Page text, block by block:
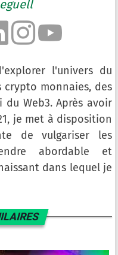
l'univers du
monnaies, des
du Web3. Après avoir
je met à disposition
de vulgariser les
abordable et
dans lequel je